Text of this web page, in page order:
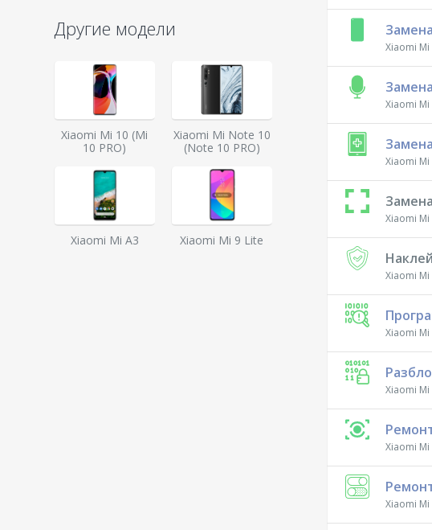
Другие модели
Xiaomi Mi 10 (Mi
10 PRO)
Xiaomi Mi Note 10
(Note 10 PRO)
Xiaomi Mi A3 Xiaomi Mi 9 Lite
Xiaomi Mi
Xiaomi Mi
Xiaomi Mi
Xiaomi Mi
Xiaomi Mi
Xiaomi Mi
Xiaomi Mi
Xiaomi Mi
Xiaomi Mi